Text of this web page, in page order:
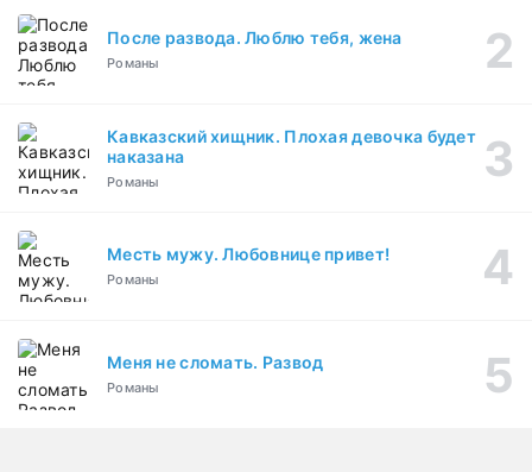
После развода. Люблю тебя, жена
Романы
Кавказский хищник. Плохая девочка будет
наказана
Романы
Месть мужу. Любовнице привет!
Романы
Меня не сломать. Развод
Романы